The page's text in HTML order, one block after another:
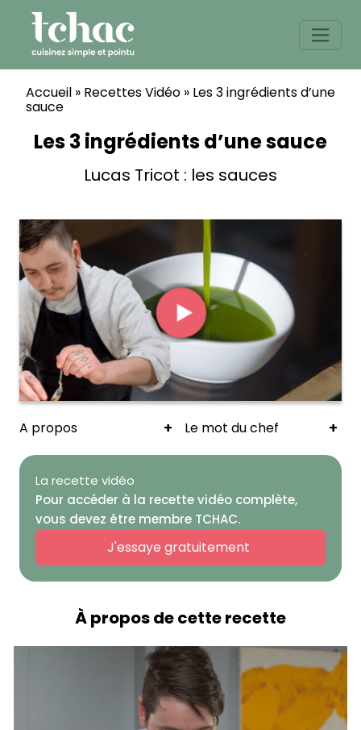
content
Accueil » Recettes Vidéo » Les 3 ingrédients d’une
sauce
Les 3 ingrédients d’une sauce
Lucas Tricot : les sauces
A propos + Le mot du chef +
La recette vidéo
Pour accéder à la recette vidéo complète,
vous devez être membre TCHAC.
J'essaye gratuitement
À propos de cette recette